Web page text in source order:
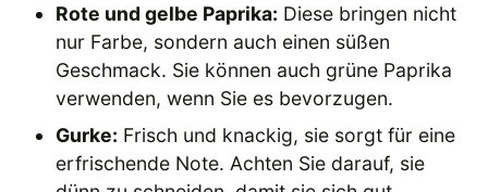
Rote und gelbe Paprika: Diese bringen nicht
nur Farbe, sondern auch einen süßen
Geschmack. Sie können auch grüne Paprika
verwenden, wenn Sie es bevorzugen.
Gurke: Frisch und knackig, sie sorgt für eine
erfrischende Note. Achten Sie darauf, sie